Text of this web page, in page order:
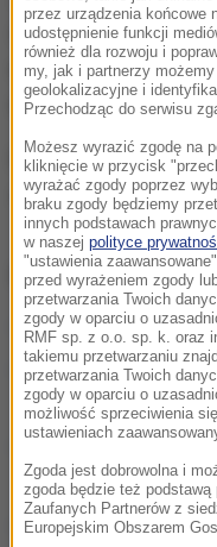
około godz. 3:25.
ogrodzenie
zginęła.
DK 78 na odcinku
zablokowana do
ZOBACZ RÓWNIEŻ:
Śmiertelny
Śmiertelny
zarzuty dla 38-
Śmiertelny
kierowca quada
10-latka na
przez urządzenia końcowe
udostępnienie funkcji
również dla rozwoju i
my, jak i partnerzy
geolokalizacyjne i
Przechodząc do serwisu
Możesz wyrazić zgodę na
kliknięcie w przycisk
wyrażać zgody poprzez
braku zgody będziemy
innych podstawach
w naszej polityce
"ustawienia
przed wyrażeniem zgody
przetwarzania Twoich
zgody w oparciu o
RMF sp. z o.o. sp. k. oraz
takiemu przetwarzaniu
przetwarzania Twoich
zgody w oparciu o
możliwość sprzeciwienia
ustawieniach
Zgoda jest dobrowolna i
zgoda będzie też
Zaufanych Partnerów z
Europejskim Obszarem